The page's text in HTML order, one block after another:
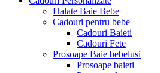
Halate Baie Bebe
Cadouri pentru bebe
Cadouri Baieti
Cadouri Fete
Prosoape Baie bebelusi
Prosoape baieti